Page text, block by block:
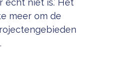
niet is.’ Het
meer om de